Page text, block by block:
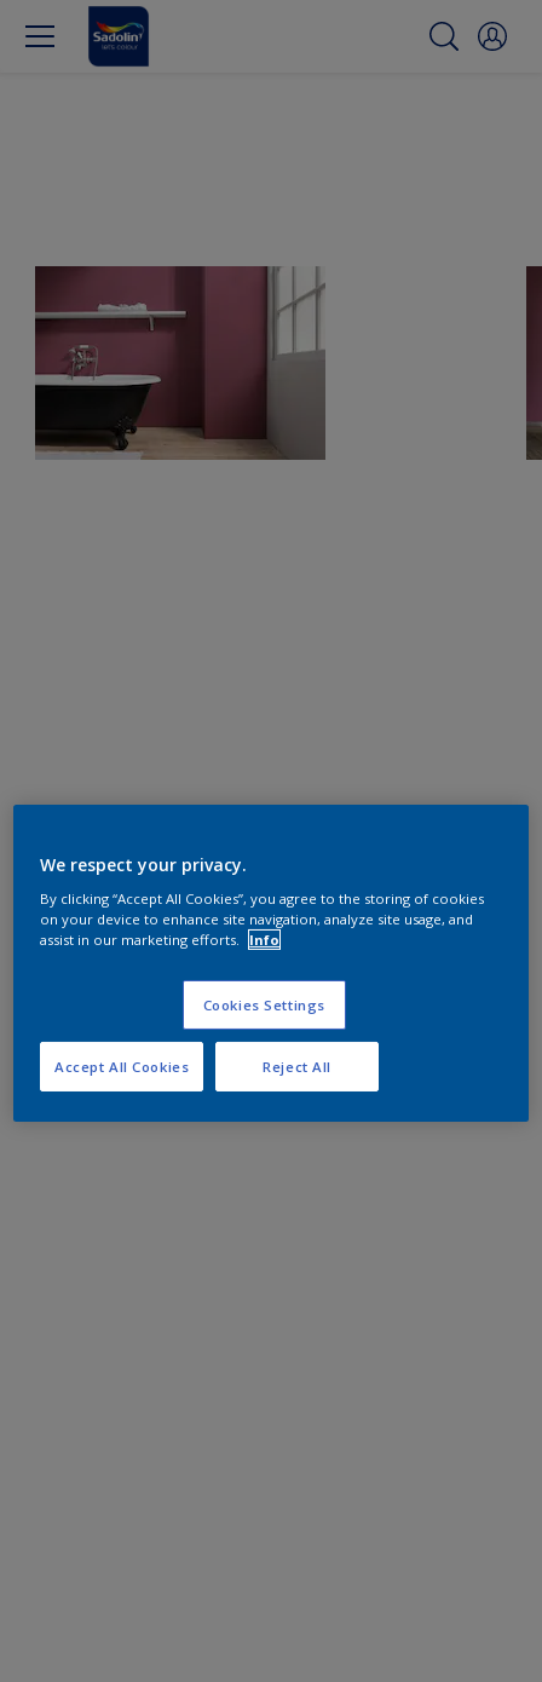
We respect your privacy.
By clicking “Accept All Cookies”, you agree to the storing of cookies
on your device to enhance site navigation, analyze site usage, and
assist in our marketing efforts.
Info
Cookies Settings
Reject All
Accept All Cookies